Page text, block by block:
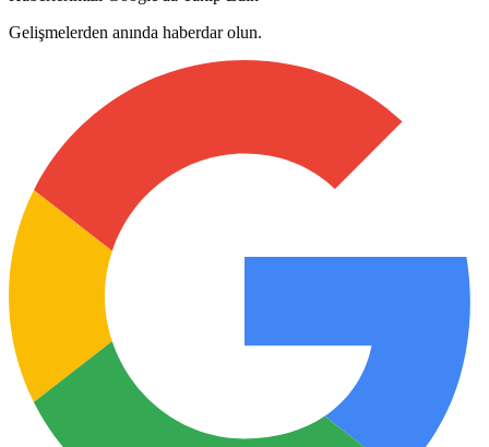
Gelişmelerden anında haberdar olun.